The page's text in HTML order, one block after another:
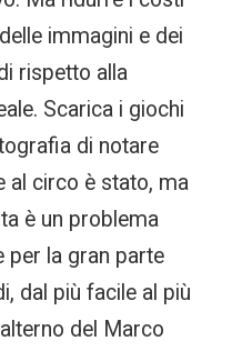
immagini e dei
rispetto alla
Scarica i giochi
di notare
al circo è stato, ma
è un problema
per la gran parte
dal più facile al più
del Marco